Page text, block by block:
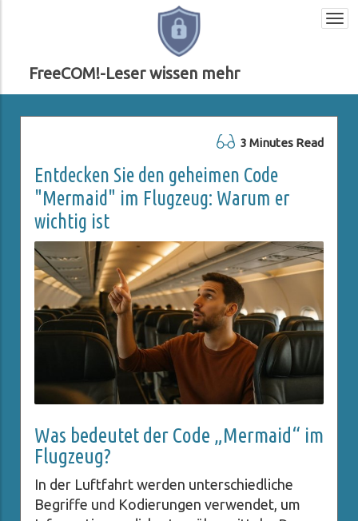
FreeCOM!-Leser wissen mehr
3 Minutes Read
Entdecken Sie den geheimen Code
"Mermaid" im Flugzeug: Warum er
wichtig ist
Was bedeutet der Code „Mermaid“ im
Flugzeug?
In der Luftfahrt werden unterschiedliche
Begriffe und Kodierungen verwendet, um